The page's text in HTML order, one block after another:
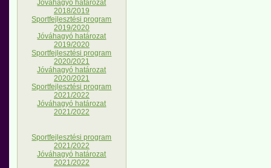
Jóváhagyó határozat
2018/2019
Sportfejlesztési program
2019/2020
Jóváhagyó határozat
2019/2020
Sportfejlesztési program
2020/2021
Jóváhagyó határozat
2020/2021
Sportfejlesztési program
2021/2022
Jóváhagyó határozat
2021/2022
Sportfejlesztési program
2021/2022
Jóváhagyó határozat
2021/2022